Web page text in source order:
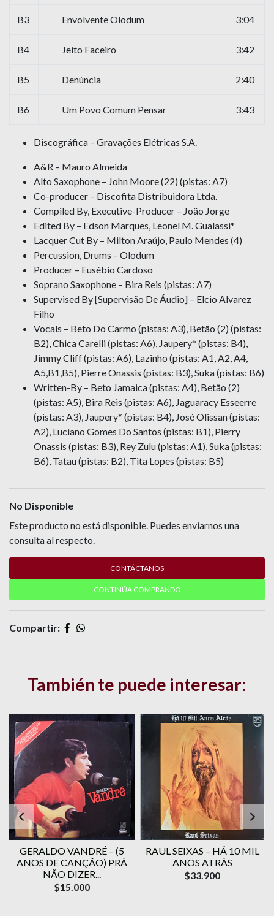
B3 Envolvente Olodum 3:04
B4 Jeito Faceiro 3:42
B5 Denúncia 2:40
B6 Um Povo Comum Pensar 3:43
Discográfica – Gravações Elétricas S.A.
A&R – Mauro Almeida
Alto Saxophone – John Moore (22) (pistas: A7)
Co-producer – Discofita Distribuidora Ltda.
Compiled By, Executive-Producer – João Jorge
Edited By – Edson Marques, Leonel M. Gualassi*
Lacquer Cut By – Milton Araújo, Paulo Mendes (4)
Percussion, Drums – Olodum
Producer – Eusébio Cardoso
Soprano Saxophone – Bira Reis (pistas: A7)
Supervised By [Supervisão De Áudio] – Elcio Alvarez
Filho
Vocals – Beto Do Carmo (pistas: A3), Betão (2) (pistas:
B2), Chica Carelli (pistas: A6), Jaupery* (pistas: B4),
Jimmy Cliff (pistas: A6), Lazinho (pistas: A1, A2, A4,
A5,B1,B5), Pierre Onassis (pistas: B3), Suka (pistas: B6)
Written-By – Beto Jamaica (pistas: A4), Betão (2)
(pistas: A5), Bira Reis (pistas: A6), Jaguaracy Esseerre
(pistas: A3), Jaupery* (pistas: B4), José Olissan (pistas:
A2), Luciano Gomes Do Santos (pistas: B1), Pierry
Onassis (pistas: B3), Rey Zulu (pistas: A1), Suka (pistas:
B6), Tatau (pistas: B2), Tita Lopes (pistas: B5)
No Disponible
Este producto no está disponible. Puedes enviarnos una
consulta al respecto.
CONTÁCTANOS
CONTINÚA COMPRANDO
Compartir:
También te puede interesar:
GERALDO VANDRÉ ‎– (5
ANOS DE CANÇÃO) PRÁ
NÃO DIZER...
$15.000
RAUL SEIXAS – HÁ 10 MIL
ANOS ATRÁS
$33.900